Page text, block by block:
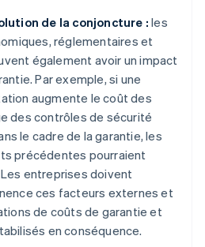
de la conjoncture : les
réglementaires et
également avoir un impact
Par exemple, si une
augmente le coût des
des contrôles de sécurité
le cadre de la garantie, les
précédentes pourraient
entreprises doivent
ces facteurs externes et
de coûts de garantie et
en conséquence.